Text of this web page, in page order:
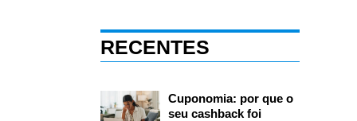
RECENTES
Cuponomia: por que o
seu cashback foi